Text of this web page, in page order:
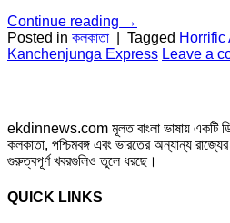
Continue reading →
Posted in কলকাতা Tagged Horrific
Kanchenjunga Express Leave a
ekdinnews.com মূলত বাংলা ভাষায় একটি
কলকাতা, পশ্চিমবঙ্গ এবং ভারতের অন্যান্য
গুরুত্বপূর্ণ খবরগুলিও তুলে ধরছে।
QUICK LINKS